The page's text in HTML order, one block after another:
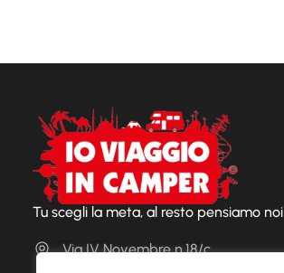
Tu scegli la meta, al resto pensiamo noi
Via IV Novembre n.18/c